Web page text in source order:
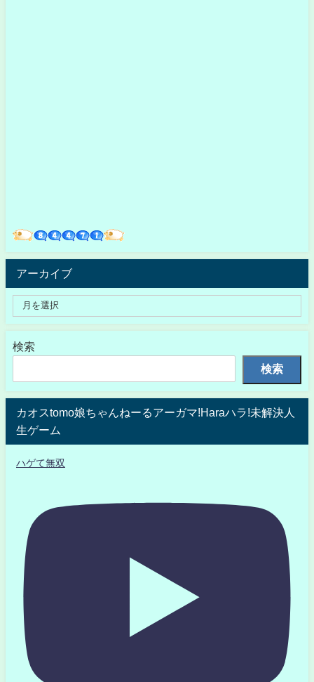
アーカイブ
検索
検索
カオスtomo娘ちゃんねーるアーガマ!Haraハラ!未解決人
生ゲーム
ハゲて無双